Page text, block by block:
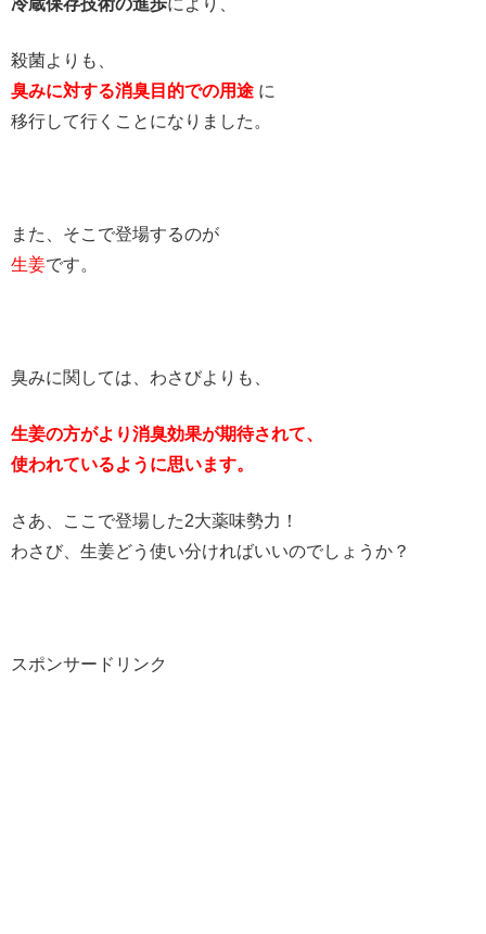
冷蔵保存技術の進歩により、
殺菌よりも、
臭みに対する消臭目的での用途 に
移行して行くことになりました。
また、そこで登場するのが
生姜です。
臭みに関しては、わさびよりも、
生姜の方がより消臭効果が期待されて、
使われているように思います。
さあ、ここで登場した2大薬味勢力！
わさび、生姜どう使い分ければいいのでしょうか？
スポンサードリンク